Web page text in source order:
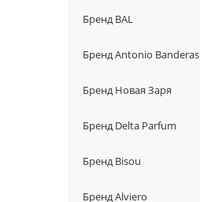
Бренд BAL
Бренд Antonio Banderas
Бренд Новая Заря
Бренд Delta Parfum
Бренд Bisou
Бренд Alviero